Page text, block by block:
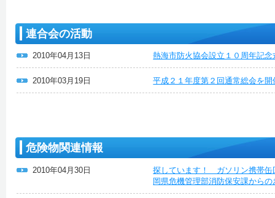
連合会の活動
2010年04月13日 熱海市防火協会設立１０周年記
2010年03月19日 平成２１年度第２回通常総会を
危険物関連情報
2010年04月30日
探しています！ ガソリン携帯缶
岡県危機管理部消防保安課から